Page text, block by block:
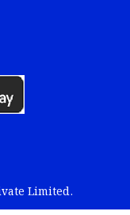
Limited.